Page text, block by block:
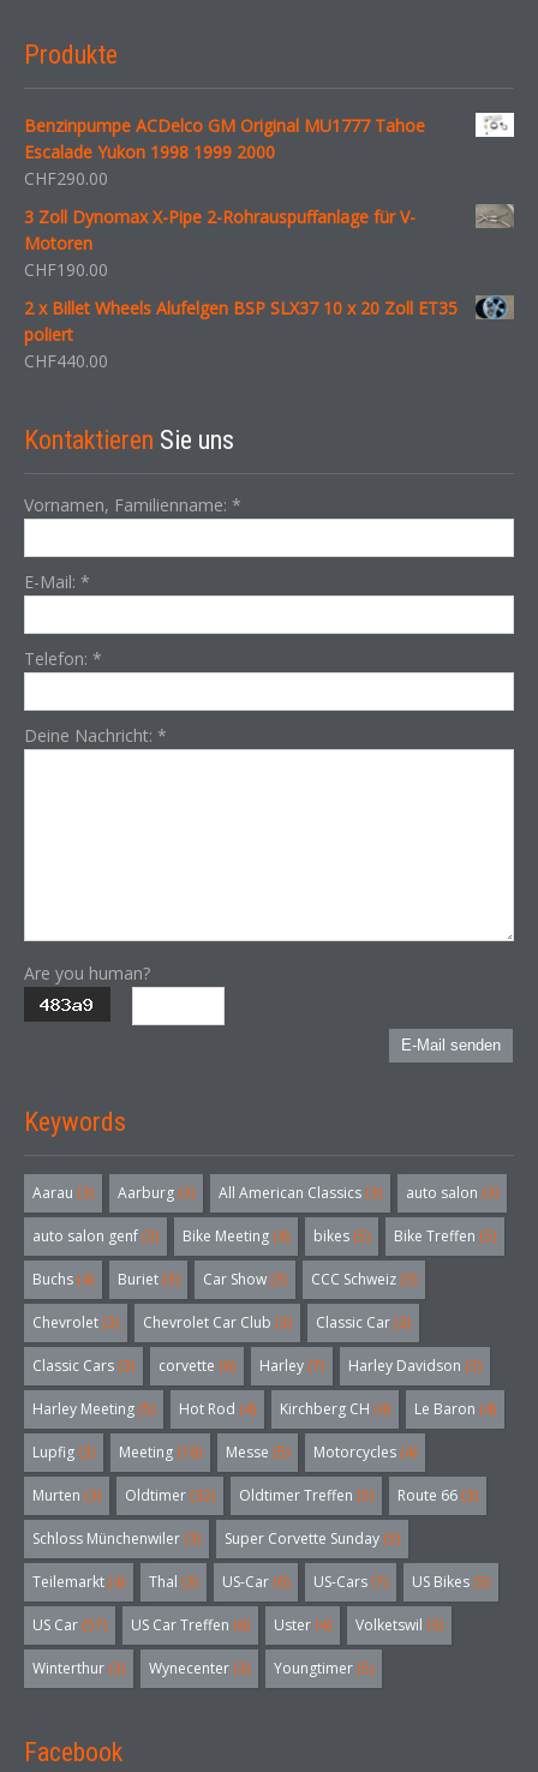
Produkte
Benzinpumpe ACDelco GM Original MU1777 Tahoe
Escalade Yukon 1998 1999 2000
CHF290.00
3 Zoll Dynomax X-Pipe 2-Rohrauspuffanlage für V-
Motoren
CHF190.00
2 x Billet Wheels Alufelgen BSP SLX37 10 x 20 Zoll ET35
poliert
CHF440.00
Kontaktieren Sie uns
Vornamen, Familienname: *
E-Mail: *
Telefon: *
Deine Nachricht: *
Are you human?
E-Mail senden
Keywords
Aarau (3) Aarburg (3) All American Classics (3) auto salon (3)
auto salon genf (3) Bike Meeting (4) bikes (5) Bike Treffen (5)
Buchs (4) Buriet (3) Car Show (3) CCC Schweiz (3)
Chevrolet (3) Chevrolet Car Club (3) Classic Car (3)
Classic Cars (3) corvette (6) Harley (7) Harley Davidson (3)
Harley Meeting (5) Hot Rod (4) Kirchberg CH (4) Le Baron (4)
Lupfig (3) Meeting (18) Messe (5) Motorcycles (4)
Murten (3) Oldtimer (32) Oldtimer Treffen (5) Route 66 (3)
Schloss Münchenwiler (3) Super Corvette Sunday (5)
Teilemarkt (4) Thal (3) US-Car (6) US-Cars (7) US Bikes (5)
US Car (57) US Car Treffen (6) Uster (4) Volketswil (3)
Winterthur (3) Wynecenter (3) Youngtimer (5)
Facebook